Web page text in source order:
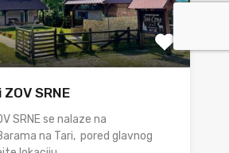
SRNE
SRNE se nalaze na
na Tari, pored glavnog